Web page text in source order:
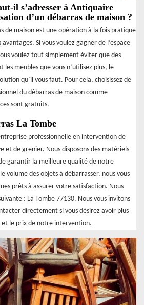
il s’adresser à Antiquaire
d’un débarras de maison ?
de maison est une opération à la fois pratique
Si vous voulez gagner de l’espace
voulez tout simplement éviter que des
les meubles que vous n’utilisez plus, le
qu’il vous faut. Pour cela, choisissez de
du débarras de maison comme
sont gratuits.
La Tombe
professionnelle en intervention de
et de grenier. Nous disposons des matériels
garantir la meilleure qualité de notre
volume des objets à débarrasser, nous vous
prêts à assurer votre satisfaction. Nous
: La Tombe 77130. Nous vous invitons
directement si vous désirez avoir plus
le prix de notre intervention.